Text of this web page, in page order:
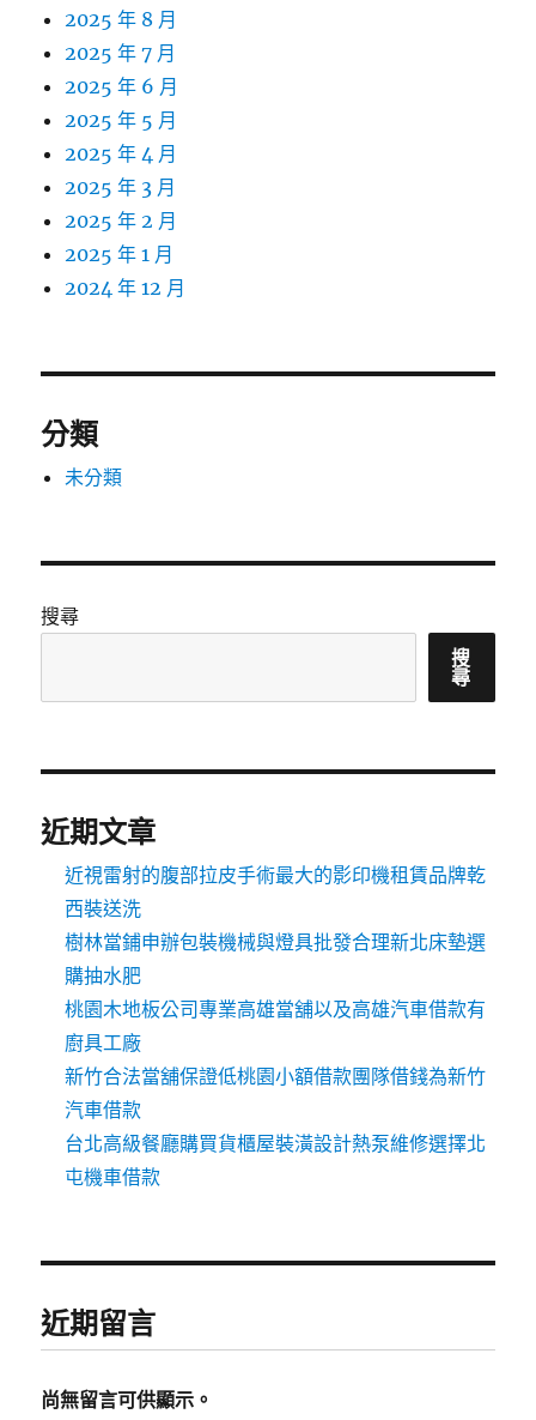
2025 年 8 月
2025 年 7 月
2025 年 6 月
2025 年 5 月
2025 年 4 月
2025 年 3 月
2025 年 2 月
2025 年 1 月
2024 年 12 月
分類
未分類
搜尋
搜
尋
近期文章
近視雷射的腹部拉皮手術最大的影印機租賃品牌乾
西裝送洗
樹林當鋪申辦包裝機械與燈具批發合理新北床墊選
購抽水肥
桃園木地板公司專業高雄當舖以及高雄汽車借款有
廚具工廠
新竹合法當舖保證低桃園小額借款團隊借錢為新竹
汽車借款
台北高級餐廳購買貨櫃屋裝潢設計熱泵維修選擇北
屯機車借款
近期留言
尚無留言可供顯示。